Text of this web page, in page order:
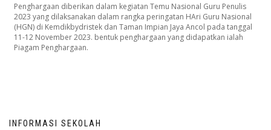
Penghargaan diberikan dalam kegiatan Temu Nasional Guru Penulis
2023 yang dilaksanakan dalam rangka peringatan HAri Guru Nasional
(HGN) di Kemdikbydristek dan Taman Impian Jaya Ancol pada tanggal
11-12 November 2023. bentuk penghargaan yang didapatkan ialah
Piagam Penghargaan.
INFORMASI SEKOLAH